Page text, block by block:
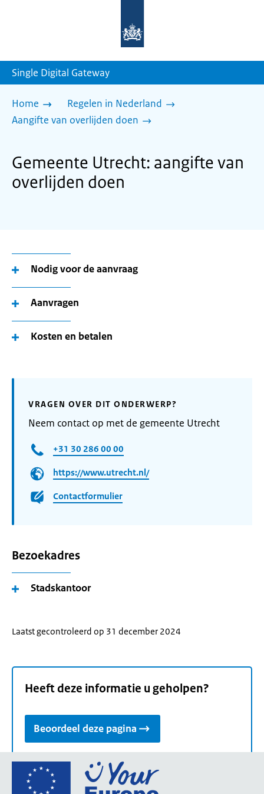
homepage
Single Digital Gateway
Home
Regelen in Nederland
Aangifte van overlijden doen
Gemeente Utrecht: aangifte van
overlijden doen
Nodig voor de aanvraag
Aanvragen
Kosten en betalen
VRAGEN OVER DIT ONDERWERP?
Neem contact op met de gemeente Utrecht
+31 30 286 00 00
https://www.utrecht.nl/
Contactformulier
Bezoekadres
Stadskantoor
Laatst gecontroleerd op 31 december 2024
Heeft deze informatie u geholpen?
Beoordeel deze pagina
Ga